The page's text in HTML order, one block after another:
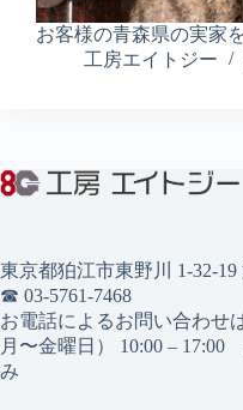
お客様の青森県の実家
工房エイトジー
東京都狛江市東野川 1-32-19
☎︎ 03-5761-7468
お電話によるお問い合わせ
月〜金曜日） 10:00 –
み